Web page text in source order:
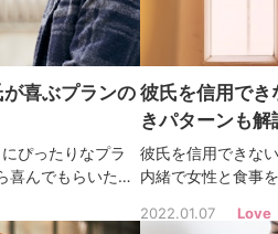
喜ぶプランの
ぴったりなプラ
喜んでもらいたい
彼氏を信用でき
きパターンも解
彼氏を信用できな
内緒で女性と食事
原因や対処法につ
2022.01.07 Love